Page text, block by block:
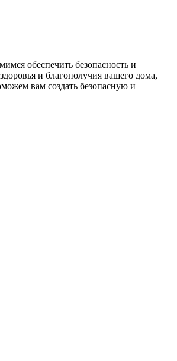
обеспечить безопасность и
и благополучия вашего дома,
вам создать безопасную и